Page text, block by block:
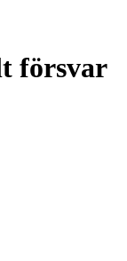
försvar